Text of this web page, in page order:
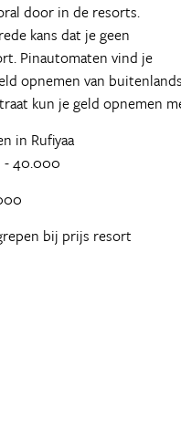
door in de resorts.
kans dat je geen
Pinautomaten vind je
opnemen van
kun je geld opnemen
in Rufiyaa
- 40.000
bij prijs resort